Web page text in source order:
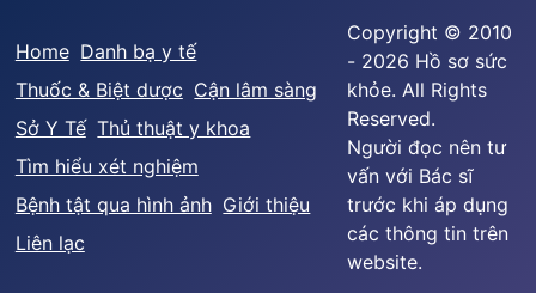
Home Danh bạ y tế
Thuốc & Biệt dược Cận lâm sàng
Sở Y Tế Thủ thuật y khoa
Tìm hiểu xét nghiệm
Bệnh tật qua hình ảnh Giới thiệu
Liên lạc
Copyright © 2010
- 2026 Hồ sơ sức
khỏe. All Rights
Reserved.
Người đọc nên tư
vấn với Bác sĩ
trước khi áp dụng
các thông tin trên
website.